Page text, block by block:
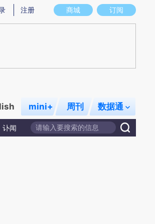
图存在偏差。不代表财新观点和立场。推荐点击链接
商城 订阅
注册
mini+ 周刊 数据通
讣闻